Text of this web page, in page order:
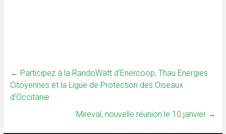
← Participez à la RandoWatt d’Enercoop, Thau Energies
Citoyennes et la Ligue de Protection des Oiseaux
d’Occitanie
Mireval, nouvelle réunion le 10 janvier →